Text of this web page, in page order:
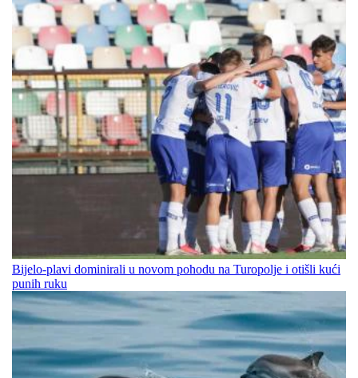
Bijelo-plavi dominirali u novom pohodu na Turopolje i otišli kući
punih ruku